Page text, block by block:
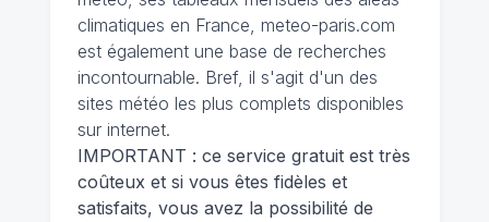
climatiques en France, meteo-paris.com
est également une base de recherches
incontournable. Bref, il s'agit d'un des
sites météo les plus complets disponibles
sur internet.
IMPORTANT : ce service gratuit est très
coûteux et si vous êtes fidèles et
satisfaits, vous avez la possibilité de